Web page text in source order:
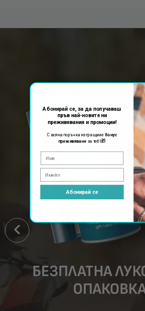
БЕЗПЛАТНА
Абонирай се, за да получаваш
пръв най-новите ни
преживявания и промоции!
С всяка поръчка изпращаме бонус
преживяванеза теб!🎁
Абонирай се